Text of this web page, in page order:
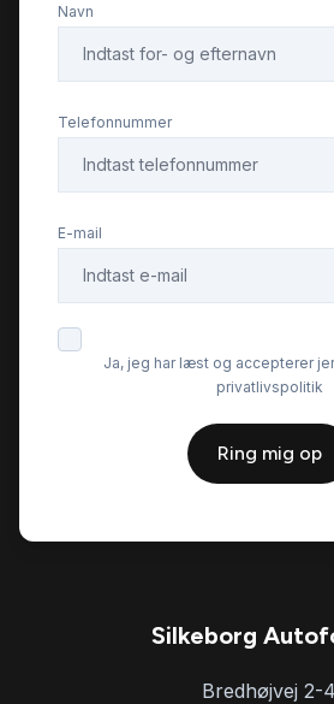
Navn
Telefonnummer
E-mail
Ja, jeg har læst og accepterer
privatlivspolitik
Ring mig op
Silkeborg
Bredhøjvej 2-4